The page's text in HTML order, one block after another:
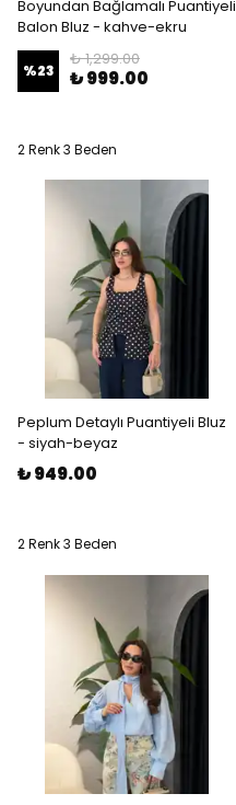
Boyundan Bağlamalı Puantiyeli
Balon Bluz - kahve-ekru
%23
₺ 1,299.00
₺ 999.00
2 Renk 3 Beden
Peplum Detaylı Puantiyeli Bluz
- siyah-beyaz
₺ 949.00
2 Renk 3 Beden